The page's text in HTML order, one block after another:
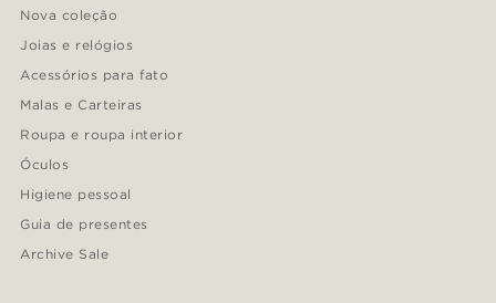
Nova coleção
Joias e relógios
Acessórios para fato
Malas e Carteiras
Roupa e roupa interior
Óculos
Higiene pessoal
Guia de presentes
Archive Sale